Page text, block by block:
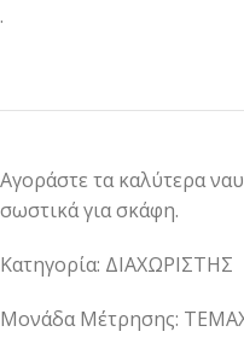
.
Αγοράστε τα καλύτερα
σωστικά για σκάφη.
Κατηγορία: ΔΙΑΧΩΡΙΣΤΗΣ
Μονάδα Μέτρησης: